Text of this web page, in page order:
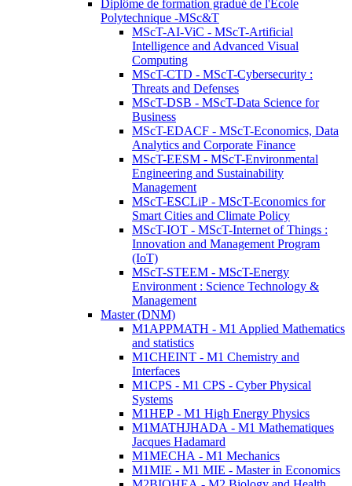
Diplôme de formation gradué de l'Ecole
Polytechnique -MSc&T
MScT-AI-ViC - MScT-Artificial
Intelligence and Advanced Visual
Computing
MScT-CTD - MScT-Cybersecurity :
Threats and Defenses
MScT-DSB - MScT-Data Science for
Business
MScT-EDACF - MScT-Economics, Data
Analytics and Corporate Finance
MScT-EESM - MScT-Environmental
Engineering and Sustainability
Management
MScT-ESCLiP - MScT-Economics for
Smart Cities and Climate Policy
MScT-IOT - MScT-Internet of Things :
Innovation and Management Program
(IoT)
MScT-STEEM - MScT-Energy
Environment : Science Technology &
Management
Master (DNM)
M1APPMATH - M1 Applied Mathematics
and statistics
M1CHEINT - M1 Chemistry and
Interfaces
M1CPS - M1 CPS - Cyber Physical
Systems
M1HEP - M1 High Energy Physics
M1MATHJHADA - M1 Mathematiques
Jacques Hadamard
M1MECHA - M1 Mechanics
M1MIE - M1 MIE - Master in Economics